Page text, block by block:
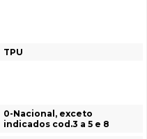
TPU
0-Nacional, exceto
indicados cod.3 a 5 e 8